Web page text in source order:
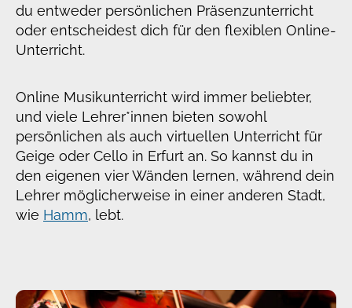
du entweder persönlichen Präsenzunterricht
oder entscheidest dich für den flexiblen Online-
Unterricht.
Online Musikunterricht wird immer beliebter,
und viele Lehrer*innen bieten sowohl
persönlichen als auch virtuellen Unterricht für
Geige oder Cello in Erfurt an. So kannst du in
den eigenen vier Wänden lernen, während dein
Lehrer möglicherweise in einer anderen Stadt,
wie Hamm, lebt.